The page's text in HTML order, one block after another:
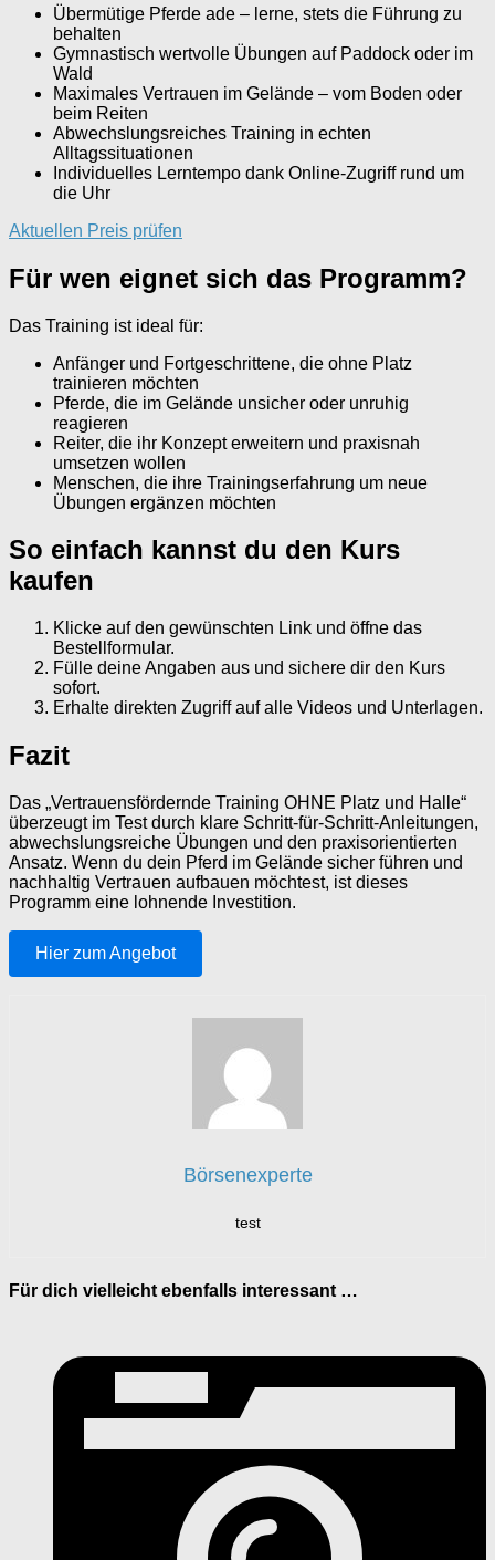
Übermütige Pferde ade – lerne, stets die Führung zu
behalten
Gymnastisch wertvolle Übungen auf Paddock oder im
Wald
Maximales Vertrauen im Gelände – vom Boden oder
beim Reiten
Abwechslungsreiches Training in echten
Alltagssituationen
Individuelles Lerntempo dank Online-Zugriff rund um
die Uhr
Aktuellen Preis prüfen
Für wen eignet sich das Programm?
Das Training ist ideal für:
Anfänger und Fortgeschrittene, die ohne Platz
trainieren möchten
Pferde, die im Gelände unsicher oder unruhig
reagieren
Reiter, die ihr Konzept erweitern und praxisnah
umsetzen wollen
Menschen, die ihre Trainingserfahrung um neue
Übungen ergänzen möchten
So einfach kannst du den Kurs
kaufen
Klicke auf den gewünschten Link und öffne das
Bestellformular.
Fülle deine Angaben aus und sichere dir den Kurs
sofort.
Erhalte direkten Zugriff auf alle Videos und Unterlagen.
Fazit
Das „Vertrauensfördernde Training OHNE Platz und Halle“
überzeugt im Test durch klare Schritt-für-Schritt-Anleitungen,
abwechslungsreiche Übungen und den praxisorientierten
Ansatz. Wenn du dein Pferd im Gelände sicher führen und
nachhaltig Vertrauen aufbauen möchtest, ist dieses
Programm eine lohnende Investition.
Hier zum Angebot
Börsenexperte
test
Für dich vielleicht ebenfalls interessant …